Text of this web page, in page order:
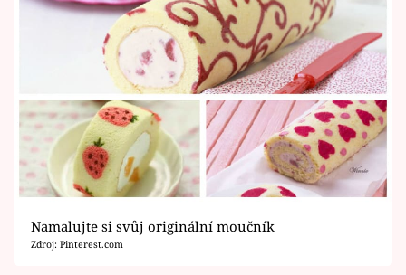
Celebrity
Seriály
Horoskopy
Sledujte prima+
Filmový festival Karlovy Vary
Namalujte si svůj originální moučník
Zdroj: Pinterest.com